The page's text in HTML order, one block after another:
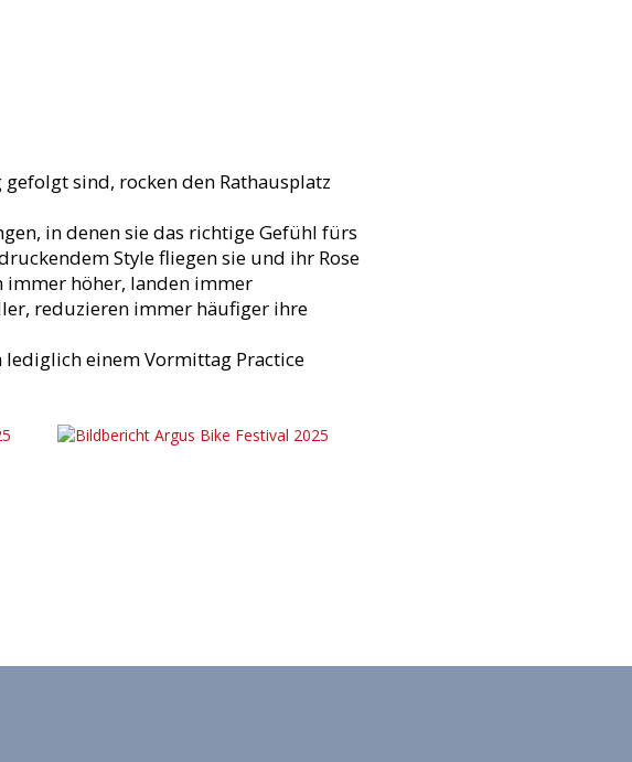
sind, rocken den Rathausplatz
in denen sie das richtige Gefühl fürs
Style fliegen sie und ihr Rose
immer höher, landen immer
reduzieren immer häufiger ihre
einem Vormittag Practice